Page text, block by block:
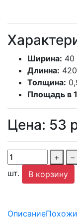
Ширина:
Длинна:
Толщина:
Площадь в
Цена: 53
+
−
шт.
В корзину
Описание